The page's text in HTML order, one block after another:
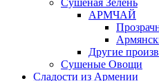
Сушеная Зелень
АРМЧАЙ
Другие
Сушеные Овощи
Сладости из Армении